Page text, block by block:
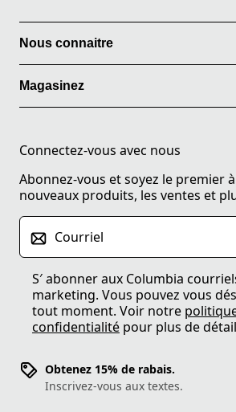
Nous connaitre
Magasinez
Connectez-vous avec nous
Abonnez-vous et soyez le premier
nouveaux produits, les ventes et
Courriel
S′ abonner aux Columbia
marketing. Vous pouvez vous
tout moment. Voir notre
confidentialité pour plus de
Obtenez 15% de rabais.
Inscrivez-vous aux textes.